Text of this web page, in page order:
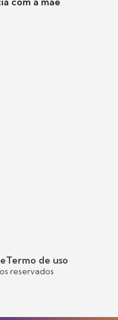
Termo de uso
reservados